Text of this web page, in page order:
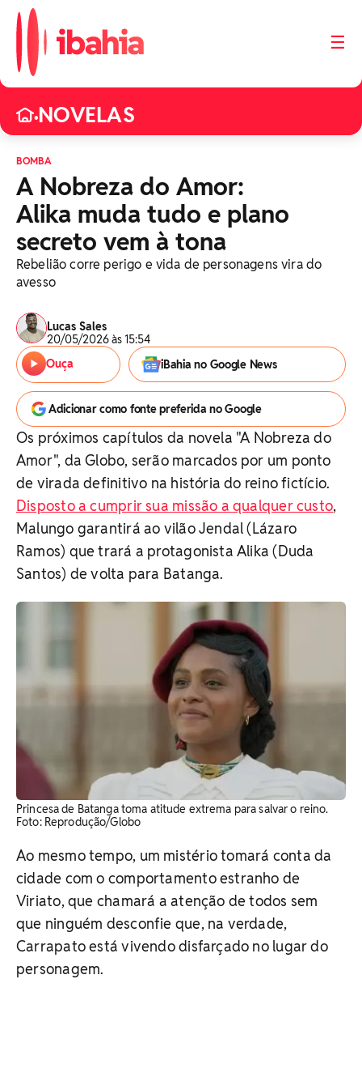
☰
•NOVELAS
BOMBA
A Nobreza do Amor:
Alika muda tudo e plano
secreto vem à tona
Rebelião corre perigo e vida de personagens vira do
avesso
Lucas Sales
20/05/2026 às 15:54
Ouça
iBahia no Google News
Adicionar como fonte preferida no Google
Os próximos capítulos da novela "A Nobreza do
Amor", da Globo, serão marcados por um ponto
de virada definitivo na história do reino fictício.
Disposto a cumprir sua missão a qualquer custo,
Malungo garantirá ao vilão Jendal (Lázaro
Ramos) que trará a protagonista Alika (Duda
Santos) de volta para Batanga.
Princesa de Batanga toma atitude extrema para salvar o reino. ​
Foto: Reprodução/Globo
Ao mesmo tempo, um mistério tomará conta da
cidade com o comportamento estranho de
Viriato, que chamará a atenção de todos sem
que ninguém desconfie que, na verdade,
Carrapato está vivendo disfarçado no lugar do
personagem.